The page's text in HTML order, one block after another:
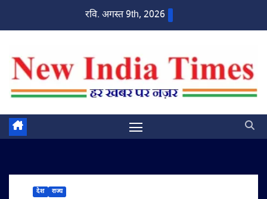
रवि. अगस्त 9th, 2026
देश राज्य